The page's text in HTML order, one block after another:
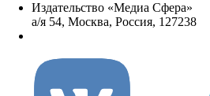
Издательство «Медиа Сфера»
а/я 54, Москва, Россия, 127238